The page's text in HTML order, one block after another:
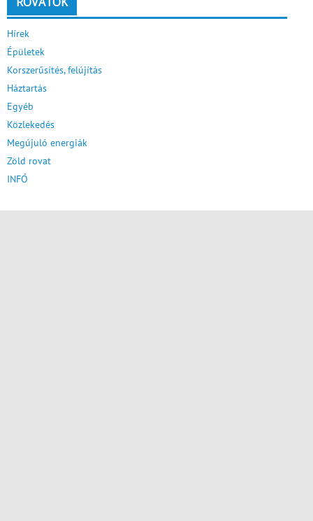
Hírek
Épületek
Korszerűsítés, felújítás
Háztartás
Egyéb
Közlekedés
Megújuló energiák
Zöld rovat
INFÓ